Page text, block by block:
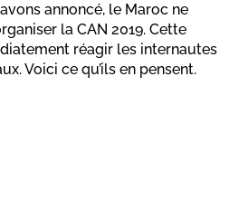
annoncé, le Maroc ne
la CAN 2019. Cette
réagir les internautes
Voici ce qu’ils en pensent.